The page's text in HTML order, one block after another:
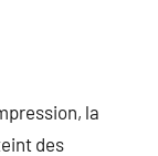
la
des